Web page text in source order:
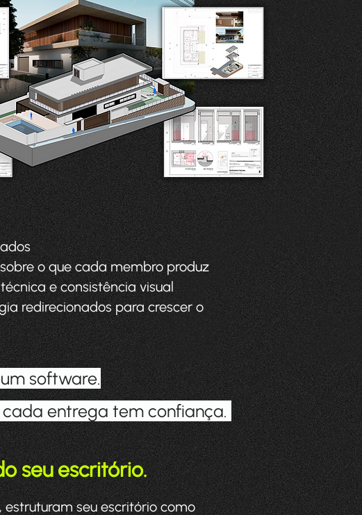
o que cada membro produz
e consistência visual
redirecionados para crescer o
software.
entrega tem confiança.
seu escritório.
seu escritório como